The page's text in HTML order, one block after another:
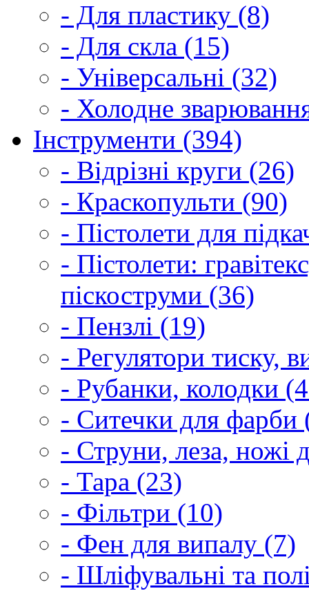
- Для пластику (8)
- Для скла (15)
- Універсальні (32)
- Холодне
Інструменти (394)
- Відрізні круги (26)
- Краскопульти (90)
- Пістолети для
- Пістолети:
піскоструми (36)
- Пензлі (19)
- Регулятори тиску,
- Рубанки, колодки
- Ситечки для фарби
- Струни, леза, ножі
- Тара (23)
- Фільтри (10)
- Фен для випалу (7)
- Шліфувальні та